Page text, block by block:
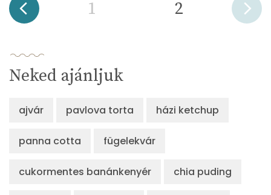
1 2
Neked ajánljuk
ajvár pavlova torta házi ketchup
panna cotta fügelekvár
cukormentes banánkenyér chia puding